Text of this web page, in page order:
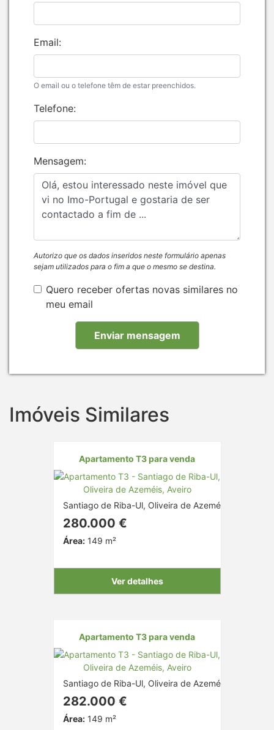
Email:
O email ou o telefone têm de estar preenchidos.
Telefone:
Mensagem:
Autorizo que os dados inseridos neste formulário apenas
sejam utilizados para o fim a que o mesmo se destina.
Quero receber ofertas novas similares no
meu email
Imóveis Similares
Apartamento T3 para venda
Santiago de Riba-Ul, Oliveira de Azeméis, Aveiro
280.000 €
Área:149 m²
Ver detalhes
Apartamento T3 para venda
Santiago de Riba-Ul, Oliveira de Azeméis, Aveiro
282.000 €
Área:149 m²